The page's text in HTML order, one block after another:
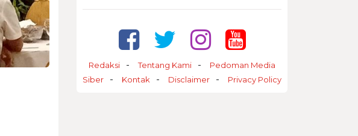
Redaksi Tentang Kami
Pedoman Media
Siber
Kontak Disclaimer Privacy Policy